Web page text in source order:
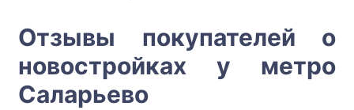
Отзывы покупателей о
новостройках у метро
Саларьево